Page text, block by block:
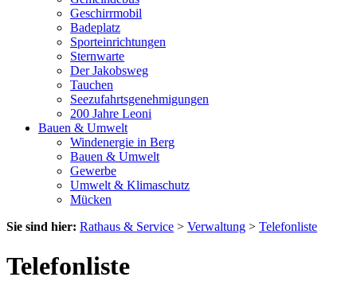
Geschirrmobil
Badeplatz
Sporteinrichtungen
Sternwarte
Der Jakobsweg
Tauchen
Seezufahrtsgenehmigungen
200 Jahre Leoni
Bauen & Umwelt
Windenergie in Berg
Bauen & Umwelt
Gewerbe
Umwelt & Klimaschutz
Mücken
Sie sind hier: Rathaus & Service > Verwaltung > Telefonliste
Telefonliste